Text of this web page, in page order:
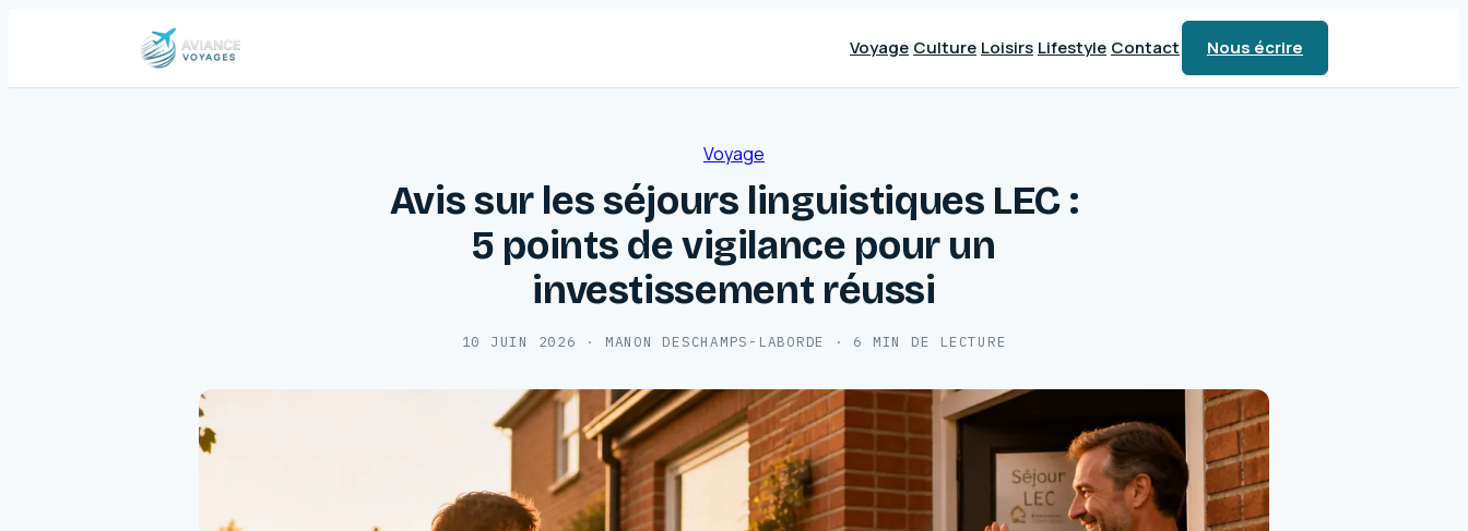
Voyage Culture Loisirs Lifestyle Contact Nous écrire
Voyage
Avis sur les séjours linguistiques LEC :
5 points de vigilance pour un
investissement réussi
10 JUIN 2026 · MANON DESCHAMPS-LABORDE · 6 MIN DE LECTURE